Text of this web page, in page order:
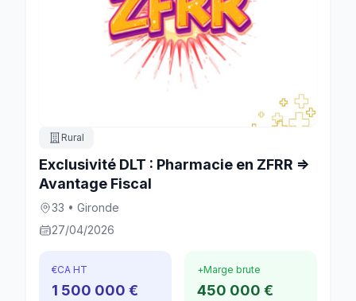
Rural
Exclusivité DLT : Pharmacie en ZFRR =>
Avantage Fiscal
33 • Gironde
27/04/2026
€CA HT
1 500 000 €
+Marge brute
450 000 €